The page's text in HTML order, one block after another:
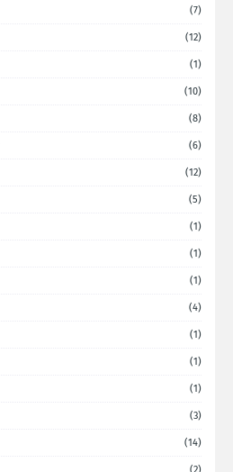
(7)
(12)
(1)
(10)
(8)
(6)
(12)
(5)
(1)
(1)
(1)
(4)
(1)
(1)
(1)
(3)
(14)